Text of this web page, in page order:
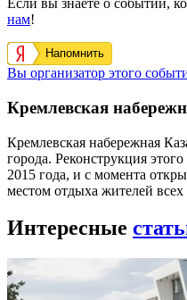
Если вы знаете о событии,
нам!
Напомнить
Вы организатор этого
Кремлевская
Кремлевская набережная
города. Реконструкция
2015 года, и с момента
местом отдыха жителей всех
Интересные